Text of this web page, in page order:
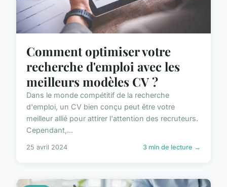
Comment optimiser votre
recherche d'emploi avec les
meilleurs modèles CV ?
Dans le monde compétitif de la recherche
d'emploi, un CV bien conçu peut être votre
meilleur allié pour attirer l'attention des recruteurs.
Cependant,...
25 avril 2024 3 min de lecture →